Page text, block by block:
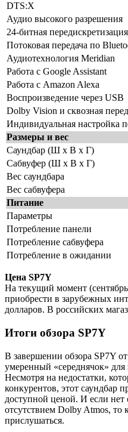
DTS:X
Аудио высокого разрешения
24-битная передискретизация
Потоковая передача по
Аудиотехнология Meridian
Работа с Google Assistant
Работа с Amazon Alexa
Воспроизведение через USB
Dolby Vision и сквозная
Индивидуальная настройка
Размеры и вес
Саундбар (Ш х В х Г)
Сабвуфер (Ш х В х Г)
Вес саундбара
Вес сабвуфера
Питание
Параметры
Потребление панели
Потребление сабвуфера
Потребление в ожидании
Цена SP7Y
На текущий момент
приобрести в зарубежных
долларов. В российских
Итоги обзора SP7Y
В завершении обзора SP7Y
умеренный «середнячок»
Несмотря на недостатки,
конкурентов, этот саундбар
доступной ценой. И если нет
отсутствием Dolby Atmos, то
прислушаться.